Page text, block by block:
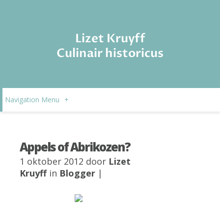
Lizet Kruyff
Culinair historicus
Navigation Menu +
Appels of Abrikozen?
1 oktober 2012 door Lizet
Kruyffin Blogger |